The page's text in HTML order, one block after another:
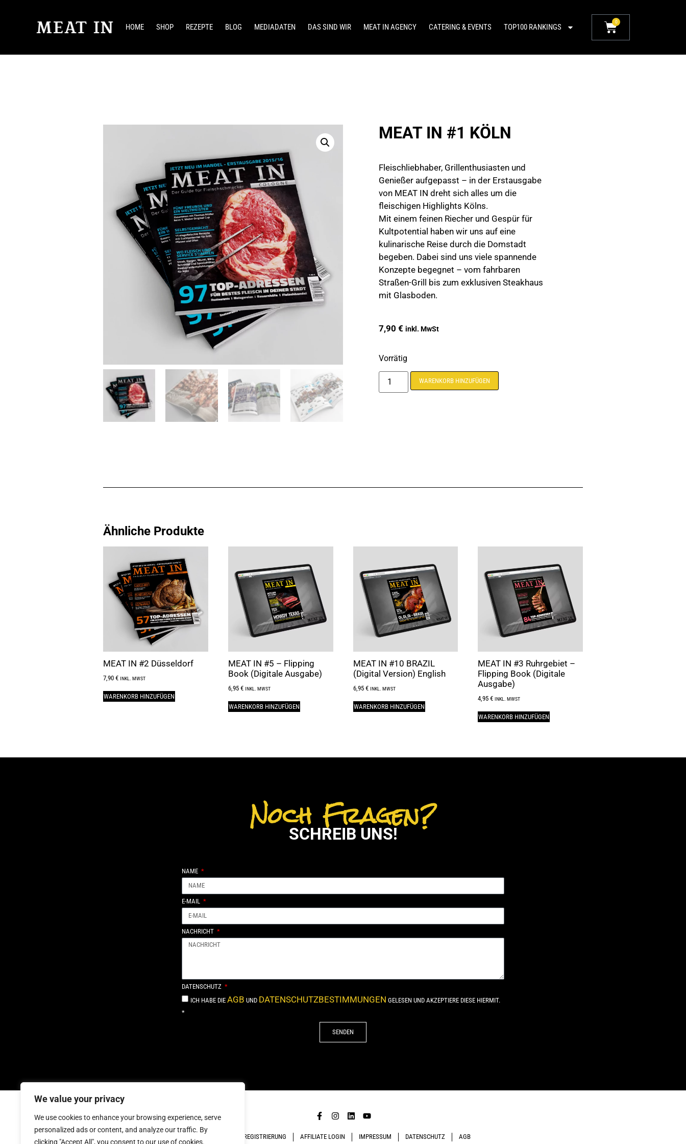
We value your privacy
We use cookies to enhance your browsing experience, serve
personalized ads or content, and analyze our traffic. By
clicking "Accept All", you consent to our use of cookies.
HOME SHOP REZEPTE BLOG MEDIADATEN DAS SIND WIR MEAT IN AGENCY CATERING & EVENTS TOP100 RANKINGS
0
MEAT IN #1 KÖLN
Fleischliebhaber, Grillenthusiasten und
Genießer aufgepasst – in der Erstausgabe
von MEAT IN dreht sich alles um die
fleischigen Highlights Kölns.
Mit einem feinen Riecher und Gespür für
Kultpotential haben wir uns auf eine
kulinarische Reise durch die Domstadt
begeben. Dabei sind uns viele spannende
Konzepte begegnet – vom fahrbaren
Straßen-Grill bis zum exklusiven Steakhaus
mit Glasboden.
7,90 € inkl. MwSt
Vorrätig
WARENKORB HINZUFÜGEN
Ähnliche Produkte
MEAT IN #2 Düsseldorf
7,90 € INKL. MWST
WARENKORB HINZUFÜGEN
MEAT IN #5 – Flipping
Book (Digitale Ausgabe)
6,95 € INKL. MWST
WARENKORB HINZUFÜGEN
MEAT IN #10 BRAZIL
(Digital Version) English
6,95 € INKL. MWST
WARENKORB HINZUFÜGEN
MEAT IN #3 Ruhrgebiet –
Flipping Book (Digitale
Ausgabe)
4,95€ INKL. MWST
WARENKORB HINZUFÜGEN
Noch Fragen?
SCHREIB UNS!
NAME
E-MAIL
NACHRICHT
DATENSCHUTZ
ICH HABE DIEAGB UND DATENSCHUTZBESTIMMUNGEN GELESEN UND AKZEPTIERE DIESE HIERMIT.
*
SENDEN
AFFILIATE REGISTRIERUNG AFFILIATE LOGIN IMPRESSUM DATENSCHUTZ AGB